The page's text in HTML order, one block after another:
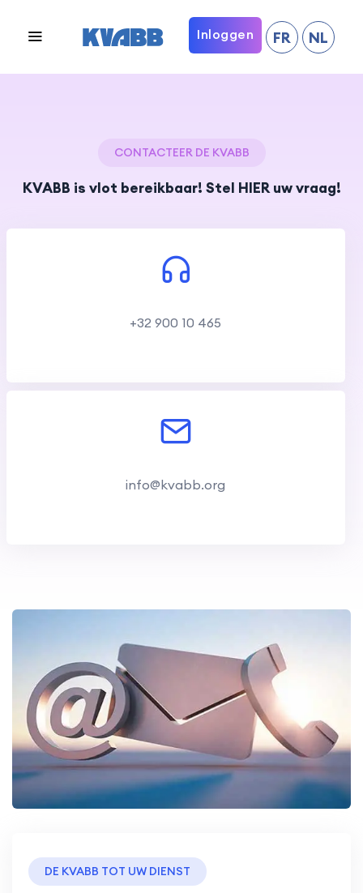
Inloggen FR NL
CONTACTEER DE KVABB
KVABB is vlot bereikbaar! Stel HIER uw vraag!
+32 900 10 465
info@kvabb.org
DE KVABB TOT UW DIENST